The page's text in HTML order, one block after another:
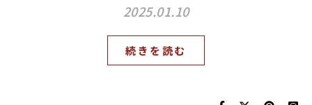
2025.01.10
続きを読む